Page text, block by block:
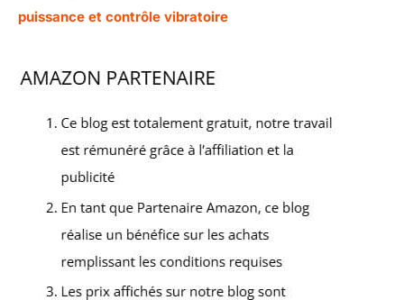
puissance et contrôle vibratoire